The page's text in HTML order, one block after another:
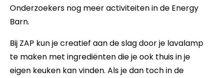
Onderzoekers nog meer activiteiten in de Energy
Barn.
Bij ZAP kun je creatief aan de slag door je lavalamp
te maken met ingrediënten die je ook thuis in je
eigen keuken kan vinden. Als je dan toch in de